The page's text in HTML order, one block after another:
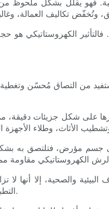
فهو يقلل بشكل ملحوظ من
الكهروستاتيكي هو حجر
من التصاق مُحسّن
على شكل جزيئات دقيقة،
مؤرض، فتلتصق به
والصحية، إلا أنها
التطبيقات الصناعية المتخصصة التي تتطلب خصائص كيميائية أو فيزيائية فريدة.